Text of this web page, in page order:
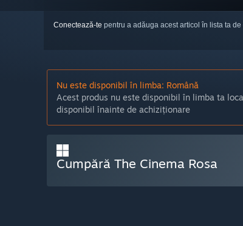
Conectează-te pentru a adăuga acest articol în lista ta
Nu este disponibil în limba: Română
Acest produs nu este disponibil în limba ta
disponibil înainte de achiziționare
Cumpără The Cinema Rosa